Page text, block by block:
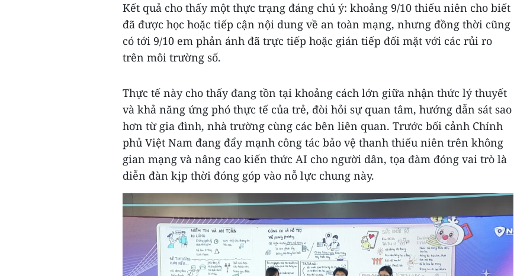
Kết quả cho thấy một thực trạng đáng chú ý: khoảng 9/10 thiếu niên cho biết
đã được học hoặc tiếp cận nội dung về an toàn mạng, nhưng đồng thời cũng
có tới 9/10 em phản ánh đã trực tiếp hoặc gián tiếp đối mặt với các rủi ro
trên môi trường số.
Thực tế này cho thấy đang tồn tại khoảng cách lớn giữa nhận thức lý thuyết
và khả năng ứng phó thực tế của trẻ, đòi hỏi sự quan tâm, hướng dẫn sát sao
hơn từ gia đình, nhà trường cùng các bên liên quan. Trước bối cảnh Chính
phủ Việt Nam đang đẩy mạnh công tác bảo vệ thanh thiếu niên trên không
gian mạng và nâng cao kiến thức AI cho người dân, tọa đàm đóng vai trò là
diễn đàn kịp thời đóng góp vào nỗ lực chung này.